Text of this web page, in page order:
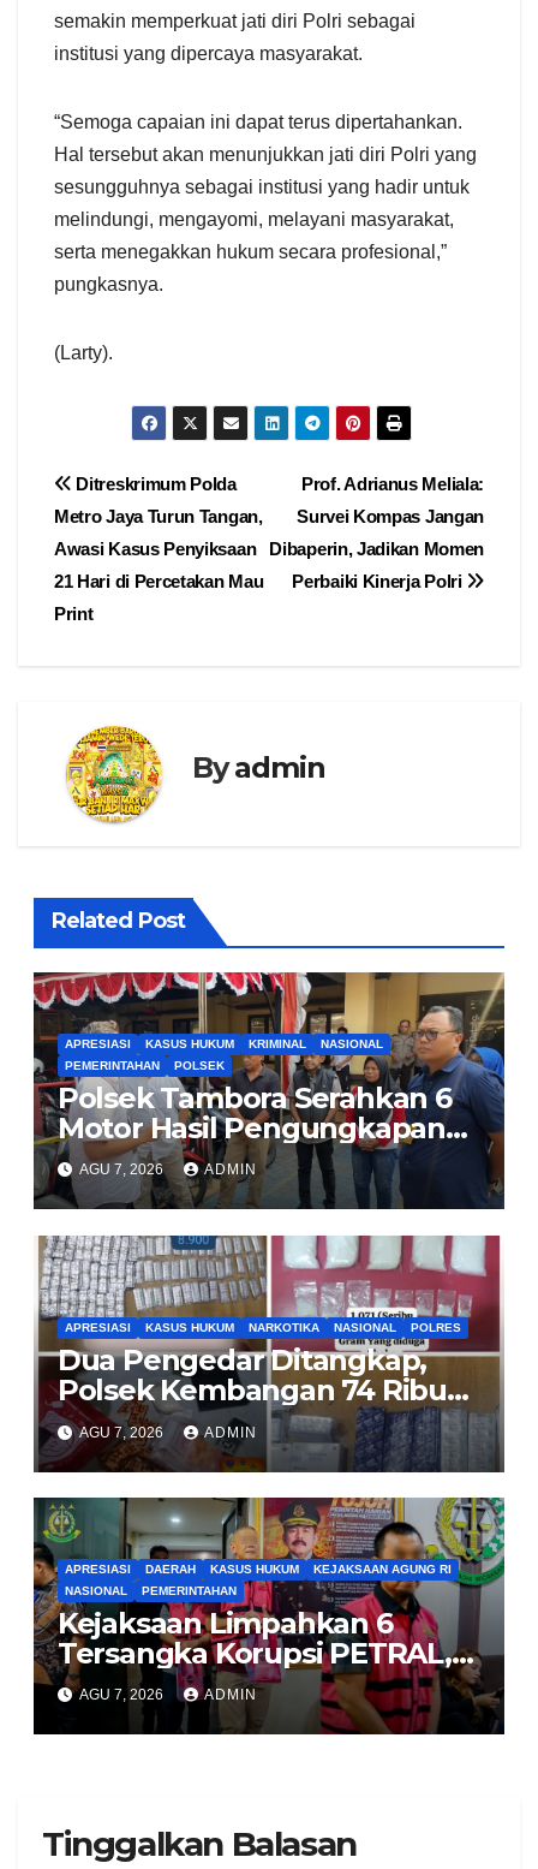
semakin memperkuat jati diri Polri sebagai
institusi yang dipercaya masyarakat.
“Semoga capaian ini dapat terus dipertahankan.
Hal tersebut akan menunjukkan jati diri Polri yang
sesungguhnya sebagai institusi yang hadir untuk
melindungi, mengayomi, melayani masyarakat,
serta menegakkan hukum secara profesional,”
pungkasnya.
(Larty).
Navigasi
pos
Prof. Adrianus Meliala:
Survei Kompas Jangan
Dibaperin, Jadikan Momen
Perbaiki Kinerja Polri
Ditreskrimum Polda
Metro Jaya Turun Tangan,
Awasi Kasus Penyiksaan
21 Hari di Percetakan Mau
Print
Byadmin
Related Post
APRESIASI KASUS HUKUM KRIMINAL
NASIONAL
PEMERINTAHAN
POLSEK
Polsek Tambora Serahkan 6
Motor Hasil Pengungkapan
Kasus Curanmor Kepada
Pemilik Yang sah
AGU 7, 2026 ADMIN
APRESIASI KASUS HUKUM NARKOTIKA NASIONAL POLRES
Dua Pengedar Ditangkap,
Polsek Kembangan 74 Ribu
Obat Keras, Sabu Hingga
Puluhan Vape Etomidate
Diamankan
AGU 7, 2026 ADMIN
APRESIASI DAERAH KASUS HUKUM
KEJAKSAAN AGUNG RI
NASIONAL
PEMERINTAHAN
Kejaksaan Limpahkan 6
Tersangka Korupsi PETRAL,
PES dan ISC ke PN Tipikor
Jakarta Pusat
AGU 7, 2026 ADMIN
Tinggalkan Balasan